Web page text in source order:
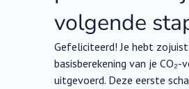
volgende
Gefeliciteerd! Je hebt
basisberekening van je
uitgevoerd. Deze eerste